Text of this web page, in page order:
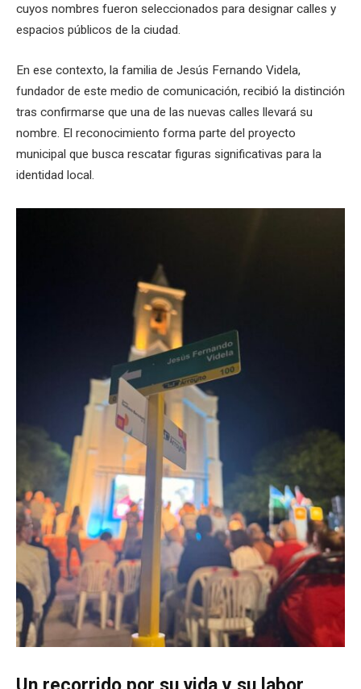
cuyos nombres fueron seleccionados para designar calles y
espacios públicos de la ciudad.
En ese contexto, la familia de Jesús Fernando Videla,
fundador de este medio de comunicación, recibió la distinción
tras confirmarse que una de las nuevas calles llevará su
nombre. El reconocimiento forma parte del proyecto
municipal que busca rescatar figuras significativas para la
identidad local.